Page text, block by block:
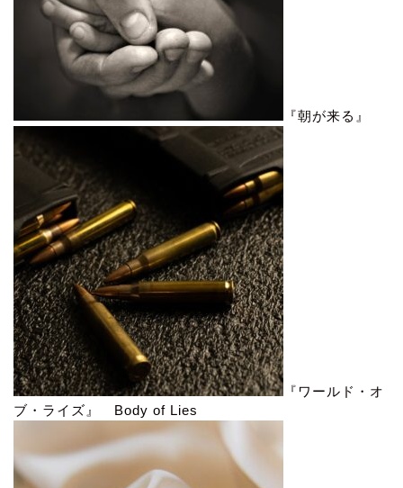
『朝が来る』
『ワールド・オ
ブ・ライズ』 Body of Lies